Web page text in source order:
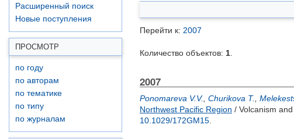
Расширенный поиск
Новые поступления
ПРОСМОТР
по году
по авторам
по тематике
по типу
по журналам
Перейти к: 2007
Количество объектов: 1
2007
Ponomareva V.V. Churikova T.
Northwest Pacific Region / Volcanism
10.1029/172GM15